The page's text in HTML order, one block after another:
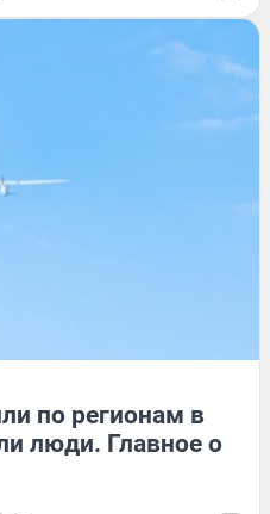
по регионам в
люди. Главное о